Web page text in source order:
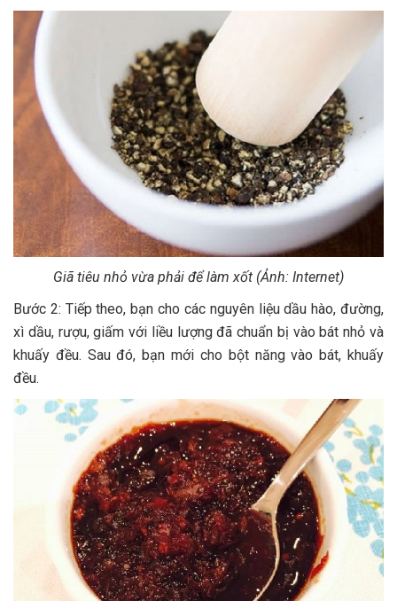
Giã tiêu nhỏ vừa phải để làm xốt (Ảnh: Internet)
Bước 2: Tiếp theo, bạn cho các nguyên liệu dầu hào, đường,
xì dầu, rượu, giấm với liều lượng đã chuẩn bị vào bát nhỏ và
khuấy đều. Sau đó, bạn mới cho bột năng vào bát, khuấy
đều.